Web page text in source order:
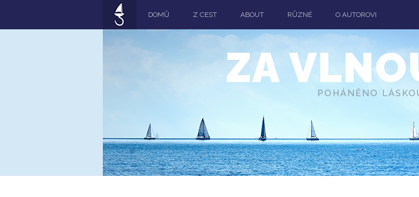
DOMŮ Z CEST ABOUT RŮZNÉ O AUTOROVI
ZA
POHÁNĚNO